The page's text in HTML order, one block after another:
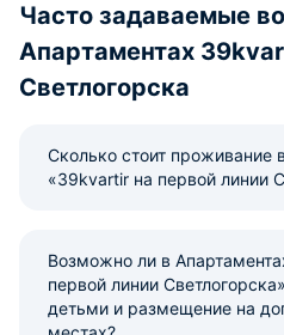
Часто задаваемые
Апартаментах
Светлогорска
Сколько стоит проживание
«39kvartir на первой линии
Возможно ли в
первой линии
детьми и размещение на